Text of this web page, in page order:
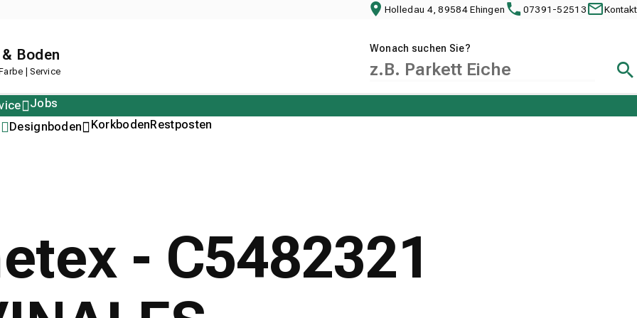
Holledau 4, 89584 Ehingen 07391-52513 Kontakt
Boden
| Service
Wonach suchen Sie?
Designboden KorkbodenRestposten
Jobs
- C5482321